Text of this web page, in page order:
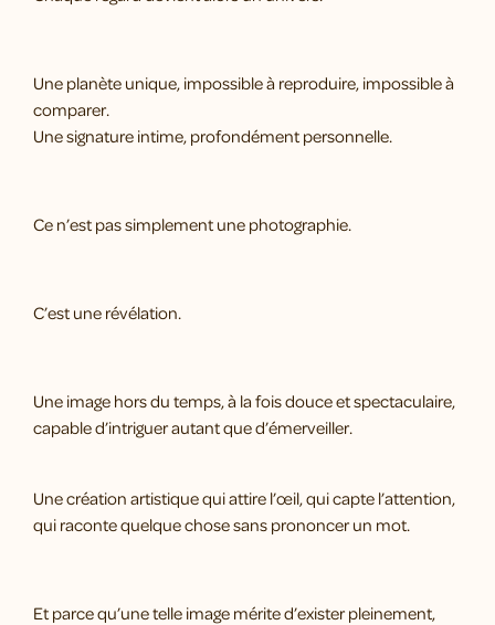
Une planète unique, impossible à reproduire, impossible à
comparer.
Une signature intime, profondément personnelle.
Ce n’est pas simplement une photographie.
C’est une révélation.
Une image hors du temps, à la fois douce et spectaculaire,
capable d’intriguer autant que d’émerveiller.
Une création artistique qui attire l’œil, qui capte l’attention,
qui raconte quelque chose sans prononcer un mot.
Et parce qu’une telle image mérite d’exister pleinement,